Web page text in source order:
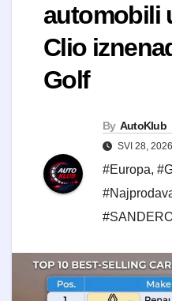
automobili
Clio
Golf
By AutoKlub
SVI 28, 2026
#Europa,